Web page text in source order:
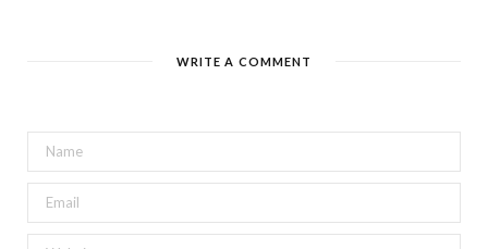
WRITE A COMMENT